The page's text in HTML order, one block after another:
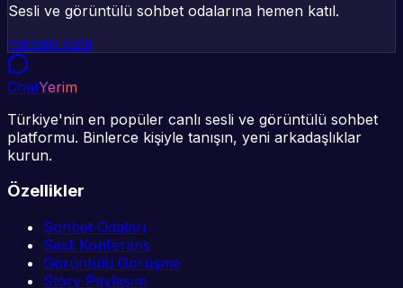
Sesli ve görüntülü sohbet odalarına hemen katıl.
Hemen Katıl
ChatYerim
Türkiye'nin en popüler canlı sesli ve görüntülü sohbet
platformu. Binlerce kişiyle tanışın, yeni arkadaşlıklar
kurun.
Özellikler
Sohbet Odaları
Sesli Konferans
Görüntülü Görüşme
Story Paylaşım